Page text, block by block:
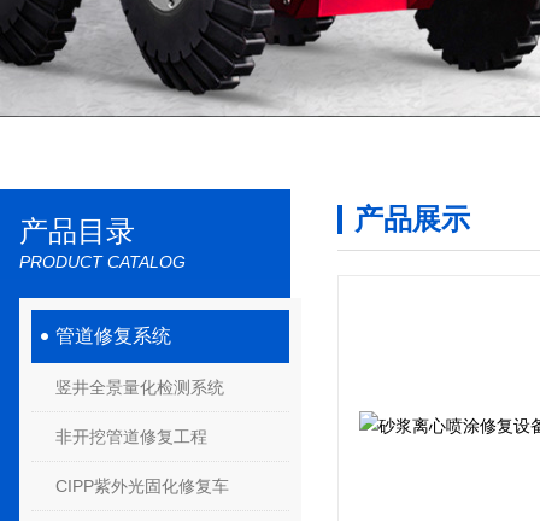
产品目录
PRODUCT CATALOG
管道修复系统
竖井全景量化检测系统
非开挖管道修复工程
CIPP紫外光固化修复车
产品展示